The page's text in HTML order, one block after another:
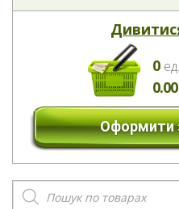
0eд.
0.00
Оформити
Пошук
товарів